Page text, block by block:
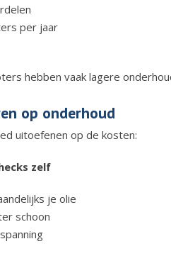
per jaar
hebben vaak lagere
op onderhoud
uitoefenen op de kosten:
zelf
je olie
schoon